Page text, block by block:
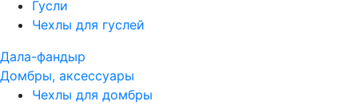
Гусли
Чехлы для гуслей
Дала-фандыр
Домбры, аксессуары
Чехлы для домбры